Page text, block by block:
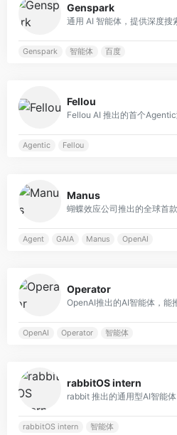
Genspark
通用 AI 智能体，提供深度搜
Genspark 智能体 百度
Fellou
Fellou AI 推出的首个
Agentic Fellou
Manus
蝴蝶效应公司推出的全球首
Agent GAIA Manus OpenAI
Operator
OpenAI推出的AI智能体，能
OpenAI Operator 智能体
rabbitOS intern
rabbit 推出的通用型AI智能体
rabbitOS intern 智能体